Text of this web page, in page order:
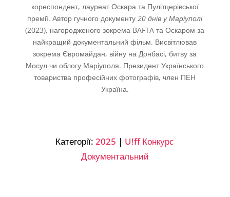
кореспондент, лауреат Оскара та Пулітцерівської
премії. Автор гучного документу20 днів у Маріуполі
(2023), нагородженого зокрема BAFTA та Оскаром за
найкращий документальний фільм. Висвітлював
зокрема Євромайдан, війну на Донбасі, битву за
Мосул чи облогу Маріуполя. Президент Українського
товариства професійних фотографів, член ПЕН
Україна.
Категорії:2025 | U!ff Конкурс
Документальний